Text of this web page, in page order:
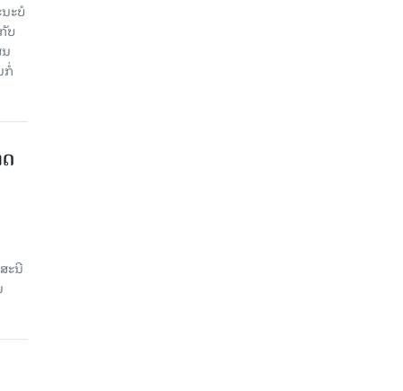
ະ​ບໍ​
ບ​
ກໍ່​
ະນີ